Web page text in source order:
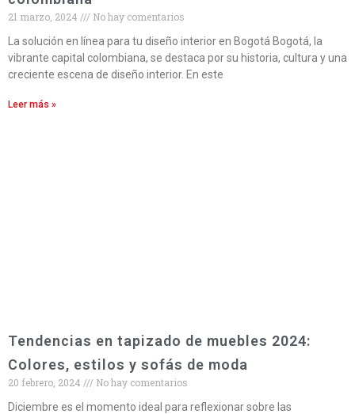
21 marzo, 2024
No hay comentarios
La solución en línea para tu diseño interior en Bogotá Bogotá, la
vibrante capital colombiana, se destaca por su historia, cultura y una
creciente escena de diseño interior. En este
Leer más »
Tendencias en tapizado de muebles 2024:
Colores, estilos y sofás de moda
20 febrero, 2024
No hay comentarios
Diciembre es el momento ideal para reflexionar sobre las